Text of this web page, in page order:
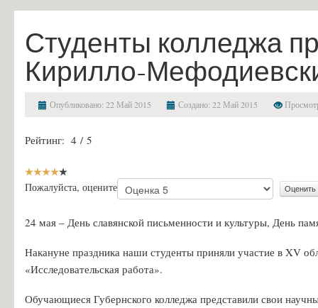
Вакантные места для приема (перевода) обучающихся
Стипендии и меры поддержки обучающихся
Международное сотрудничество
Организация питания в образовательной организации
Образовательные стандарты и требования
Приемная комиссия и правила приёма
Перечень специальностей и профессий и требования к уровню
Перечень вступительных испытаний
Приём заявлений в электронной форме
Предварительный медицинский осмотр (обследование)
Студенты колледжа
Кирилло-
Опубликовано: 22 Май 2015 Создано: 22 Май 2015
Рейтинг: 4 / 5
Пожалуйста, оцените
24 мая – День славянской письменности и культуры, День
Накануне праздника наши студенты приняли участие в XV
«Исследовательская работа».
Обучающиеся Губернского колледжа представили свои